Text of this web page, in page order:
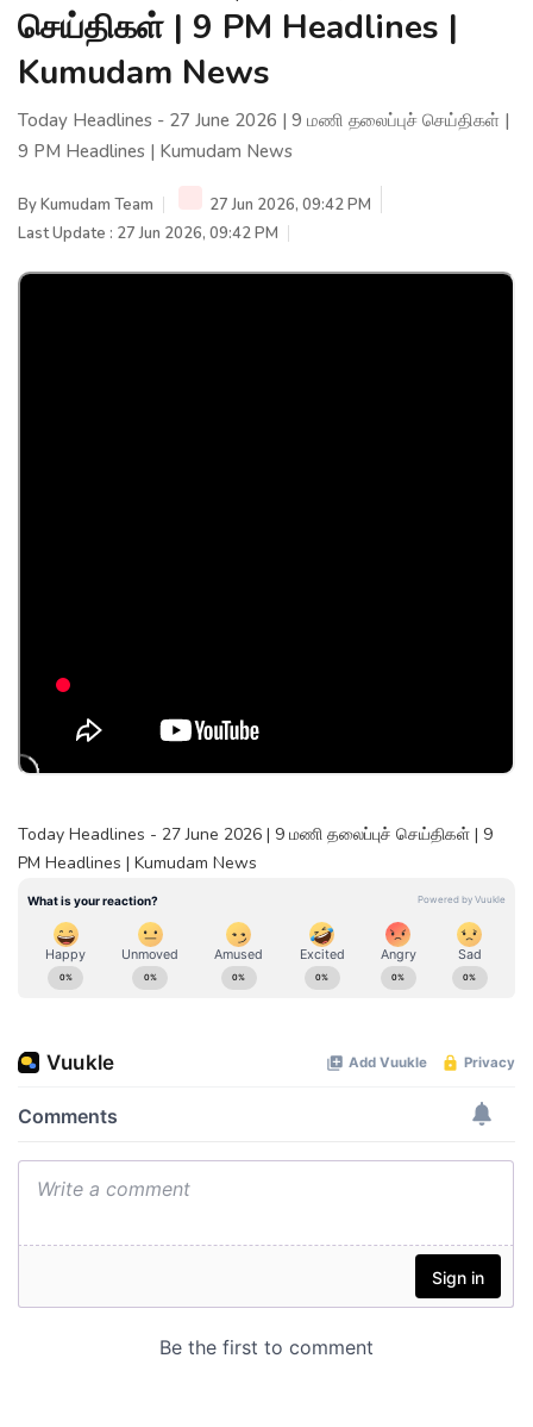
செய்திகள் | 9 PM Headlines |
Kumudam News
Today Headlines - 27 June 2026 | 9 மணி தலைப்புச் செய்திகள் |
9 PM Headlines | Kumudam News
ByKumudam Team
27 Jun 2026, 09:42 PM
Last Update : 27 Jun 2026, 09:42 PM
Today Headlines - 27 June 2026 | 9 மணி தலைப்புச் செய்திகள் | 9
PM Headlines | Kumudam News